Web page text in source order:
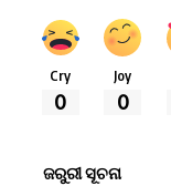
Cry
0
Joy
0
ଜରୁରୀ ସୂଚନା